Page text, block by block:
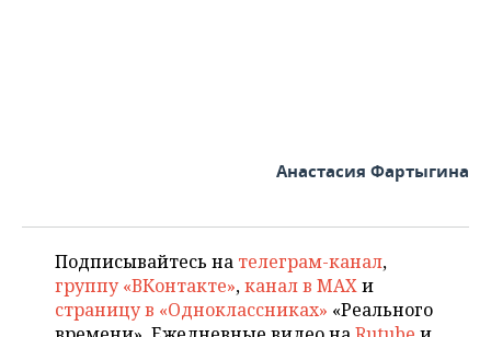
Анастасия Фартыгина
Подписывайтесь на телеграм-канал,
группу «ВКонтакте»,канал в MAXи
страницу в «Одноклассниках» «Реального